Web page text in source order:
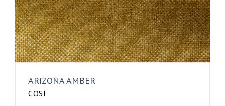
ARIZONA AMBER
COSI